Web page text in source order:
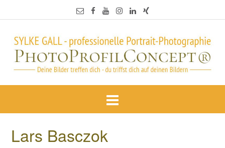
Lars Basczok